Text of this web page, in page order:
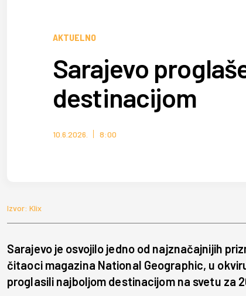
AKTUELNO
Sarajevo
destinacijom
10.6.2026. 8:00
Izvor: Klix
Sarajevo je osvojilo jedno od najznačajnijih
čitaoci magazina National Geographic, u
proglasili najboljom destinacijom na svetu za